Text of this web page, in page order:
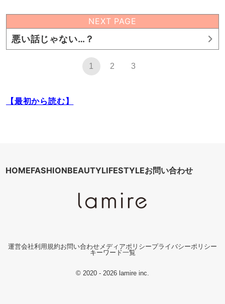
NEXT PAGE
悪い話じゃない…？
1 2 3
【最初から読む】
HOMEFASHIONBEAUTYLIFESTYLEお問い合わせ
運営会社利用規約お問い合わせ メディアポリシープライバシーポリシー
キーワード一覧
© 2020 - 2026 lamire inc.